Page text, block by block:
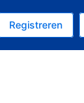
Registreren